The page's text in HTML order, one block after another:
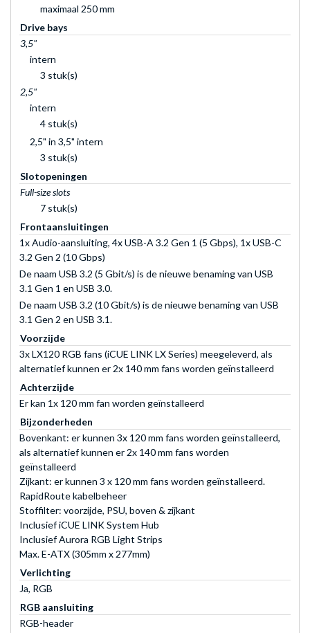
maximaal 250 mm
Drive bays
3,5"
intern
3 stuk(s)
2,5"
intern
4 stuk(s)
2,5" in 3,5" intern
3 stuk(s)
Slotopeningen
Full-size slots
7 stuk(s)
Frontaansluitingen
1x Audio-aansluiting, 4x USB-A 3.2 Gen 1 (5 Gbps), 1x USB-C
3.2 Gen 2 (10 Gbps)
De naam USB 3.2 (5 Gbit/s) is de nieuwe benaming van USB
3.1 Gen 1 en USB 3.0.
De naam USB 3.2 (10 Gbit/s) is de nieuwe benaming van USB
3.1 Gen 2 en USB 3.1.
Voorzijde
3x LX120 RGB fans (iCUE LINK LX Series) meegeleverd, als
alternatief kunnen er 2x 140 mm fans worden geïnstalleerd
Achterzijde
Er kan 1x 120 mm fan worden geïnstalleerd
Bijzonderheden
Bovenkant: er kunnen 3x 120 mm fans worden geïnstalleerd,
als alternatief kunnen er 2x 140 mm fans worden
geïnstalleerd
Zijkant: er kunnen 3 x 120 mm fans worden geïnstalleerd.
RapidRoute kabelbeheer
Stoffilter: voorzijde, PSU, boven & zijkant
Inclusief iCUE LINK System Hub
Inclusief Aurora RGB Light Strips
Max. E-ATX (305mm x 277mm)
Verlichting
Ja, RGB
RGB aansluiting
RGB-header